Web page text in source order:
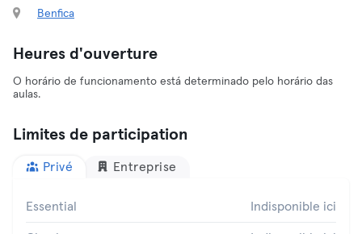
Benfica
Heures d'ouverture
O horário de funcionamento está determinado pelo horário das
aulas.
Limites de participation
Privé Entreprise
Essential Indisponible ici